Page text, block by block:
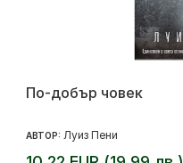
По-добър човек
АВТОР: Луиз Пени